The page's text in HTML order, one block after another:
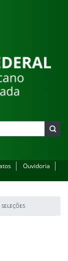
Ouvidoria